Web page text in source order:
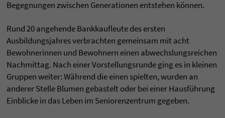
Begegnungen zwischen Generationen entstehen können.
Rund 20 angehende Bankkaufleute des ersten
Ausbildungsjahres verbrachten gemeinsam mit acht
Bewohnerinnen und Bewohnern einen abwechslungsreichen
Nachmittag. Nach einer Vorstellungsrunde ging es in kleinen
Gruppen weiter: Während die einen spielten, wurden an
anderer Stelle Blumen gebastelt oder bei einer Hausführung
Einblicke in das Leben im Seniorenzentrum gegeben.